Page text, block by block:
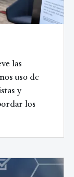
las
uso de
y
los